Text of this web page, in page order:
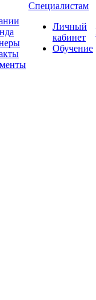
Специалистам
Личный
кабинет
Обучение